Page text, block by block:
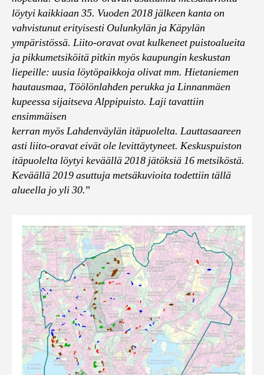
löytyi kaikkiaan 35. Vuoden 2018 jälkeen kanta on
vahvistunut erityisesti Oulunkylän ja Käpylän
ympäristössä. Liito-oravat ovat kulkeneet puistoalueita
ja pikkumetsiköitä pitkin myös kaupungin keskustan
liepeille: uusia löytöpaikkoja olivat mm. Hietaniemen
hautausmaa, Töölönlahden perukka ja Linnanmäen
kupeessa sijaitseva Alppipuisto. Laji tavattiin
ensimmäisen
kerran myös Lahdenväylän itäpuolelta. Lauttasaareen
asti liito-oravat eivät ole levittäytyneet. Keskuspuiston
itäpuolelta löytyi keväällä 2018 jätöksiä 16 metsiköstä.
Keväällä 2019 asuttuja metsäkuvioita todettiin tällä
alueella jo yli 30.”